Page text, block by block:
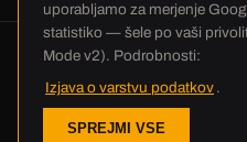
© 2026 C.E. Schneckenflügel GmbH
· +49 4405 23837-0 ·
Varstvo podatkov
uporabljamo za merjenje
statistiko — šele po vaši
Mode v2). Podrobnosti:
Izjava o varstvu podatkov .
SPREJMI VSE